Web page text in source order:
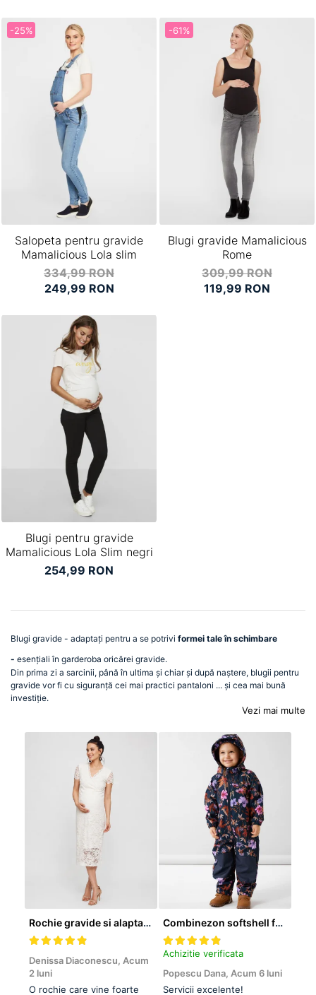
-25%
Salopeta pentru gravide
Mamalicious Lola slim
334,99 RON
249,99 RON
-61%
Blugi gravide Mamalicious
Rome
309,99 RON
119,99 RON
Blugi pentru gravide
Mamalicious Lola Slim negri
254,99 RON
Blugi gravide - adaptați pentru a se potrivi formei tale în schimbare
- esențiali în garderoba oricărei gravide.
Din prima zi a sarcinii, până în ultima și chiar și după naștere, blugii pentru
gravide vor fi cu siguranță cei mai practici pantaloni ... și cea mai bună
investiție.
Vezi mai multe
Rochie gravide si alaptare pentru cununia civila Mivana Crossover
Denissa Diaconescu, Acum
2 luni
O rochie care vine foarte
Combinezon softshell fete - Name It Autumn Flower
Achizitie verificata
Popescu Dana, Acum 6 luni
Servicii excelente!